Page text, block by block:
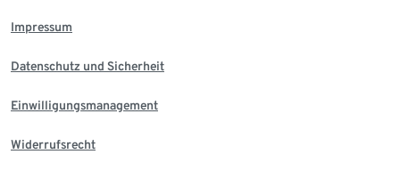
Impressum
Datenschutz und Sicherheit
Einwilligungsmanagement
Widerrufsrecht